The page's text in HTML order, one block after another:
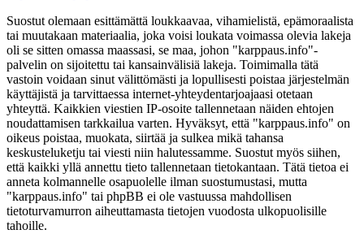
Suostut olemaan esittämättä loukkaavaa, vihamielistä, epämoraalista
tai muutakaan materiaalia, joka voisi loukata voimassa olevia lakeja
oli se sitten omassa maassasi, se maa, johon "karppaus.info"-
palvelin on sijoitettu tai kansainvälisiä lakeja. Toimimalla tätä
vastoin voidaan sinut välittömästi ja lopullisesti poistaa järjestelmän
käyttäjistä ja tarvittaessa internet-yhteydentarjoajaasi otetaan
yhteyttä. Kaikkien viestien IP-osoite tallennetaan näiden ehtojen
noudattamisen tarkkailua varten. Hyväksyt, että "karppaus.info" on
oikeus poistaa, muokata, siirtää ja sulkea mikä tahansa
keskusteluketju tai viesti niin halutessamme. Suostut myös siihen,
että kaikki yllä annettu tieto tallennetaan tietokantaan. Tätä tietoa ei
anneta kolmannelle osapuolelle ilman suostumustasi, mutta
"karppaus.info" tai phpBB ei ole vastuussa mahdollisen
tietoturvamurron aiheuttamasta tietojen vuodosta ulkopuolisille
tahoille.